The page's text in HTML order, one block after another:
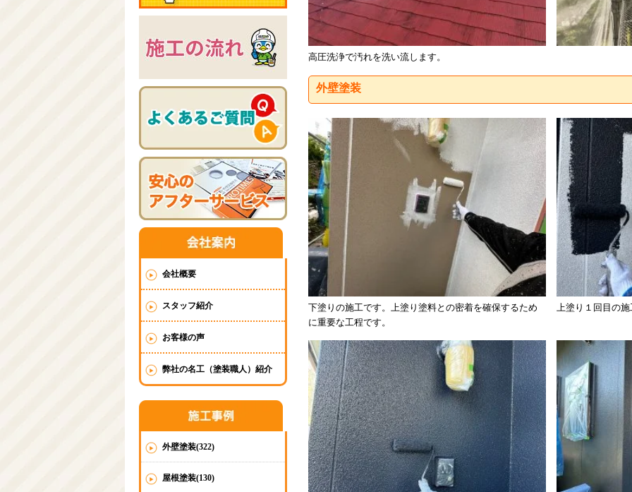
高圧洗浄で汚れを洗い流します。
外壁塗装
下塗りの施工です。上塗り塗料との密着を確保するため
に重要な工程です。
上塗り１回目の
会社概要
スタッフ紹介
お客様の声
弊社の名工（塗装職人）紹介
外壁塗装(322)
屋根塗装(130)